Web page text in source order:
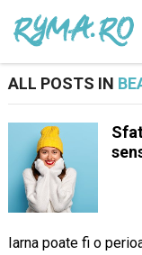
ALL POSTS IN
Iarna poate fi o